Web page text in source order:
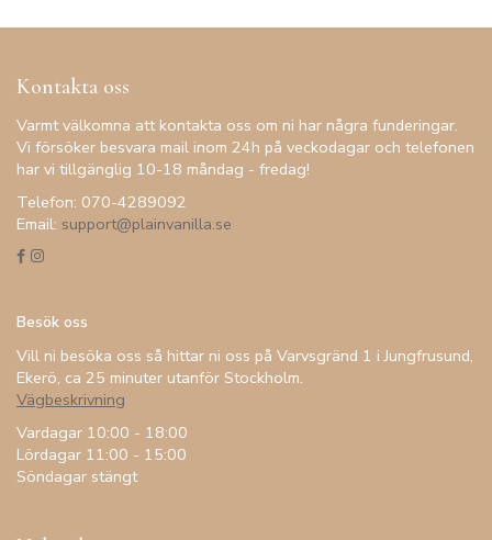
Kontakta oss
Varmt välkomna att kontakta oss om ni har några funderingar.
Vi försöker besvara mail inom 24h på veckodagar och telefonen
har vi tillgänglig 10-18 måndag - fredag!
Telefon: 070-4289092
Email: support@plainvanilla.se
Besök oss
Vill ni besöka oss så hittar ni oss på Varvsgränd 1 i Jungfrusund,
Ekerö, ca 25 minuter utanför Stockholm.
Vägbeskrivning
Vardagar 10:00 - 18:00
Lördagar 11:00 - 15:00
Söndagar stängt